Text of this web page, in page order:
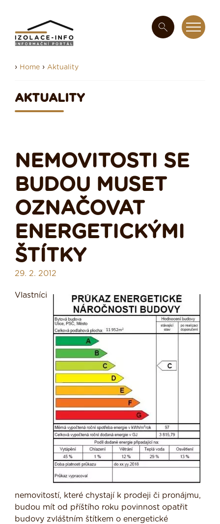
› Home › Aktuality
AKTUALITY
NEMOVITOSTI SE
BUDOU MUSET
OZNAČOVAT
ENERGETICKÝMI
ŠTÍTKY
29. 2. 2012
Vlastníci
nemovitostí, které chystají k prodeji či pronájmu,
budou mít od příštího roku povinnost opatřit
budovy zvláštním štítkem o energetické